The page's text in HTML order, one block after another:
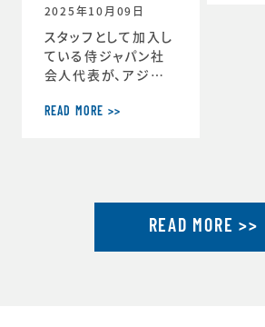
2025年10月09日
スタッフとして加入し
ている侍ジャパン社
会人代表が、アジア
ました。アジア選手権
l.jp/jp/news/pres
s/20250930_1.ht
READ MORE >>
READ MORE >>